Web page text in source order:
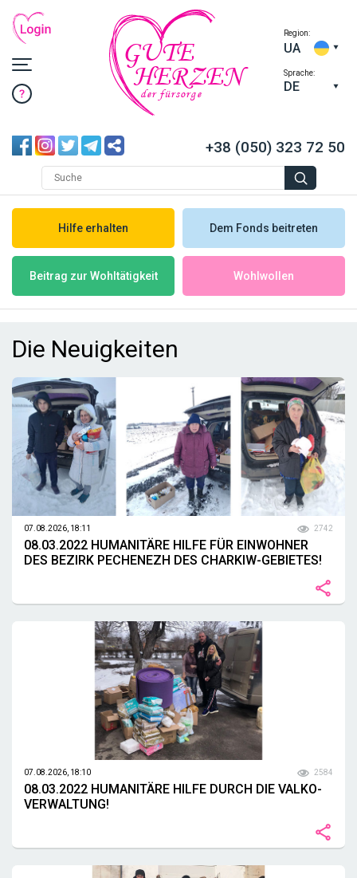
HERZEN
GUTE
der fürsorge
Region:
UA
Sprache:
DE
+38 (050) 323 72 50
Hilfe erhalten Dem Fonds beitreten
Beitrag zur Wohltätigkeit Wohlwollen
Die Neuigkeiten
07.08.2026, 18:11 2742
08.03.2022 HUMANITÄRE HILFE FÜR EINWOHNER
DES BEZIRK PECHENEZH DES CHARKIW-GEBIETES!
07.08.2026, 18:10 2584
08.03.2022 HUMANITÄRE HILFE DURCH DIE VALKO-
VERWALTUNG!